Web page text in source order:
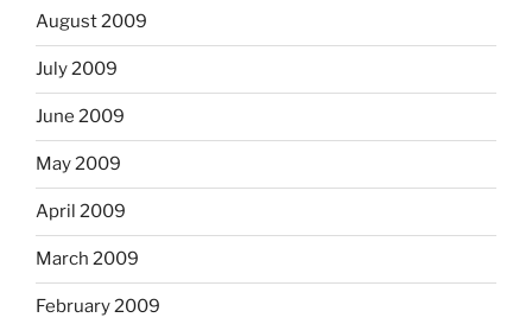
August 2009
July 2009
June 2009
May 2009
April 2009
March 2009
February 2009